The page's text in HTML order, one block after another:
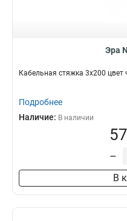
Эра
Кабельная стяжка 3x200
Подробнее
Наличие: В наличии
–
В